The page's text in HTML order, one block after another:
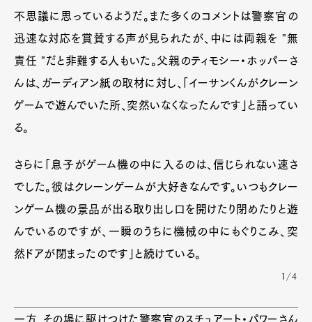
不思議に思っているようだ。また多くのコメントは警察官の
迅速な対応を賞賛する声が見られたが、中には両親を "無
責任 "だと非難する人もいた。父親のティモシー・ホッパーさ
んは、ガーディアン紙の取材に対し、「イーサンくんがクレーン
ゲームで遊んでいた所、突然いなくなったんです」と語ってい
る。
さらに「息子がゲーム機の中に入るのは、信じられない速さ
でした。彼はクレーンゲームが大好きなんです。いつもクレー
ンゲーム機の景品が出る取り出し口を開けたり閉めたりと遊
んでいるのですが、一瞬のうちに機械の中にもぐりこみ、突
然ドアが閉まったのです」と続けている。
1/4
一方、その場に駆けつけた警察官のスチュアート・パワーさん